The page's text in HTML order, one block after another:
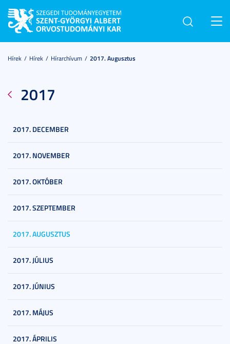
Hírek Hírek Hírarchívum 2017. Augusztus
2017
2017. DECEMBER
2017. NOVEMBER
2017. OKTÓBER
2017. SZEPTEMBER
2017. AUGUSZTUS
2017. JÚLIUS
2017. JÚNIUS
2017. MÁJUS
2017. ÁPRILIS